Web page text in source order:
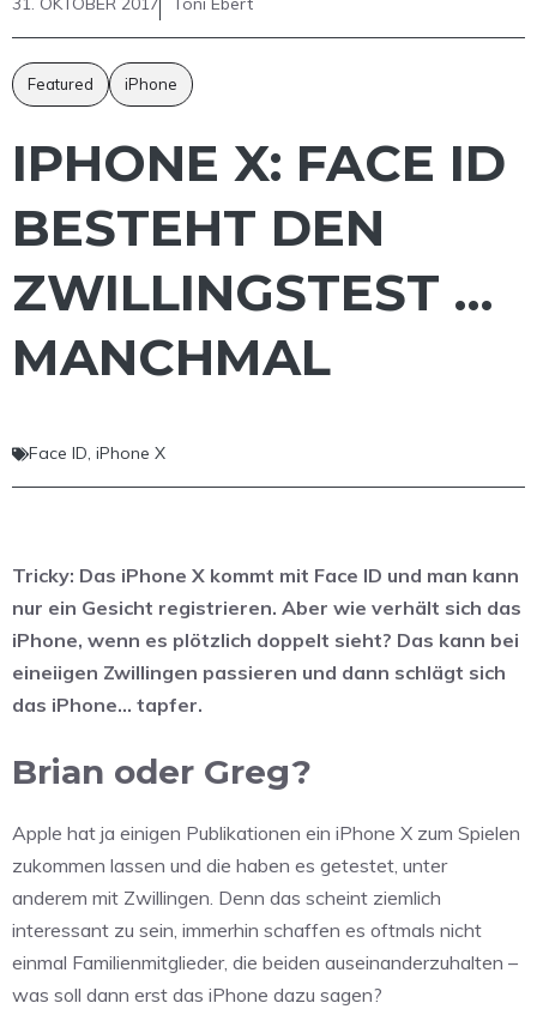
Featured iPhone
IPHONE X: FACE ID
BESTEHT DEN
ZWILLINGSTEST …
MANCHMAL
Face ID, iPhone X
Tricky: Das iPhone X kommt mit Face ID und man kann
nur ein Gesicht registrieren. Aber wie verhält sich das
iPhone, wenn es plötzlich doppelt sieht? Das kann bei
eineiigen Zwillingen passieren und dann schlägt sich
das iPhone… tapfer.
Brian oder Greg?
Apple hat ja einigen Publikationen ein iPhone X zum Spielen
zukommen lassen und die haben es getestet, unter
anderem mit Zwillingen. Denn das scheint ziemlich
interessant zu sein, immerhin schaffen es oftmals nicht
einmal Familienmitglieder, die beiden auseinanderzuhalten –
was soll dann erst das iPhone dazu sagen?